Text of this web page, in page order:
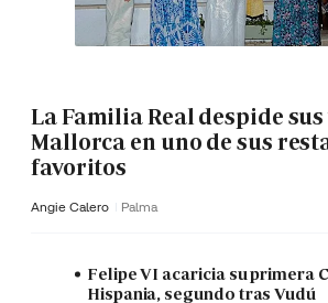
La Familia Real despide
Mallorca en uno de sus
favoritos
Angie Calero Palma
Felipe VI acaricia su primera
Hispania, segundo tras Vudú